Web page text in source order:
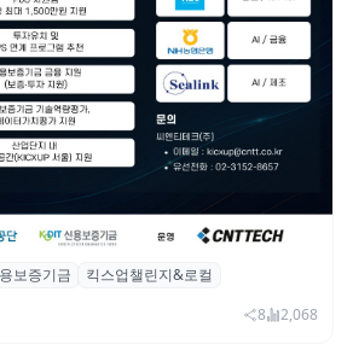
‘킥스업 챌린지&로컬’ 참
보증기금
킥스업챌린지&로컬
8 2,068